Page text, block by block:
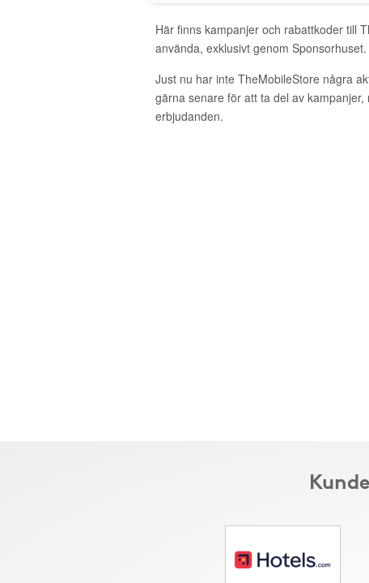
Här finns kampanjer och rabattkoder till
använda, exklusivt genom Sponsorhuset.
Just nu har inte TheMobileStore några
gärna senare för att ta del av
erbjudanden.